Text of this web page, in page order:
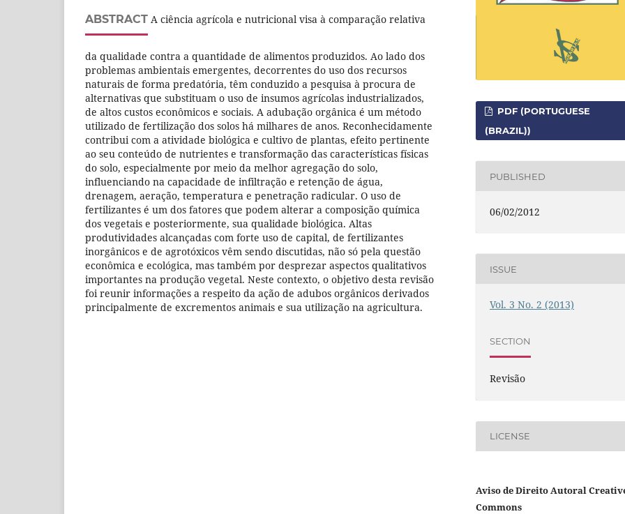
ABSTRACT A ciência agrícola e nutricional visa à comparação relativa
da qualidade contra a quantidade de alimentos produzidos. Ao lado dos
problemas ambientais emergentes, decorrentes do uso dos recursos
naturais de forma predatória, têm conduzido a pesquisa à procura de
alternativas que substituam o uso de insumos agrícolas industrializados,
de altos custos econômicos e sociais. A adubação orgânica é um método
utilizado de fertilização dos solos há milhares de anos. Reconhecidamente
contribui com a atividade biológica e cultivo de plantas, efeito pertinente
ao seu conteúdo de nutrientes e transformação das características físicas
do solo, especialmente por meio da melhor agregação do solo,
influenciando na capacidade de infiltração e retenção de água,
drenagem, aeração, temperatura e penetração radicular. O uso de
fertilizantes é um dos fatores que podem alterar a composição química
dos vegetais e posteriormente, sua qualidade biológica. Altas
produtividades alcançadas com forte uso de capital, de fertilizantes
inorgânicos e de agrotóxicos vêm sendo discutidas, não só pela questão
econômica e ecológica, mas também por desprezar aspectos qualitativos
importantes na produção vegetal. Neste contexto, o objetivo desta revisão
foi reunir informações a respeito da ação de adubos orgânicos derivados
principalmente de excrementos animais e sua utilização na agricultura.
PDF (PORTUGUESE
(BRAZIL))
PUBLISHED
06/02/2012
ISSUE
Vol. 3 No. 2 (2013)
SECTION
Revisão
LICENSE
Aviso de Direito Autoral
Commons